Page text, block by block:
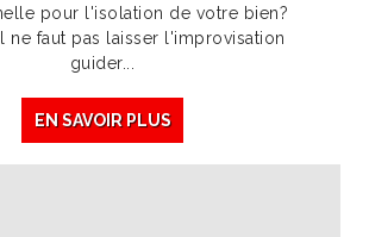
pour l'isolation de votre bien?
ne faut pas laisser l'improvisation
guider...
EN SAVOIR PLUS